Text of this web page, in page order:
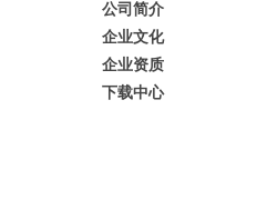
公司简介
企业文化
企业资质
下载中心